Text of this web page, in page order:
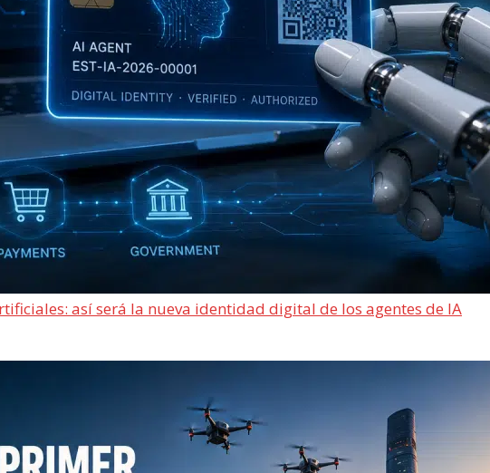
así será la nueva identidad digital de los agentes de IA